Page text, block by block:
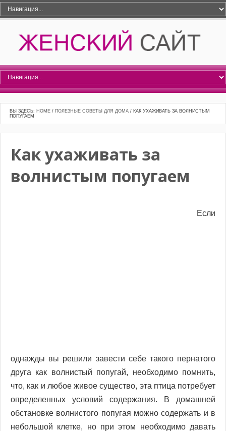
ВЫ ЗДЕСЬ: HOME / ПОЛЕЗНЫЕ СОВЕТЫ ДЛЯ ДОМА / КАК УХАЖИВАТЬ ЗА ВОЛНИСТЫМ
ПОПУГАЕМ
Как ухаживать за
волнистым попугаем
Если
однажды вы решили завести себе такого пернатого
друга как волнистый попугай, необходимо помнить,
что, как и любое живое существо, эта птица потребует
определенных условий содержания. В домашней
обстановке волнистого попугая можно содержать и в
небольшой клетке, но при этом необходимо давать